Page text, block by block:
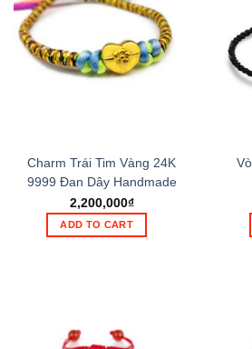
Charm Trái Tim Vàng 24K
9999 Đan Dây Handmade
2,200,000₫
ADD TO CART